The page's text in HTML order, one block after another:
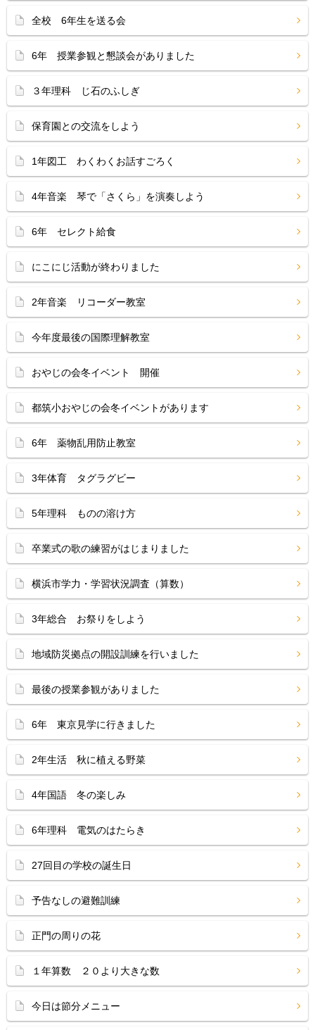
全校 6年生を送る会
6年 授業参観と懇談会がありました
３年理科 じ石のふしぎ
保育園との交流をしよう
1年図工 わくわくお話すごろく
4年音楽 琴で「さくら」を演奏しよう
6年 セレクト給食
にこにじ活動が終わりました
2年音楽 リコーダー教室
今年度最後の国際理解教室
おやじの会冬イベント 開催
都筑小おやじの会冬イベントがあります
6年 薬物乱用防止教室
3年体育 タグラグビー
5年理科 ものの溶け方
卒業式の歌の練習がはじまりました
横浜市学力・学習状況調査（算数）
3年総合 お祭りをしよう
地域防災拠点の開設訓練を行いました
最後の授業参観がありました
6年 東京見学に行きました
2年生活 秋に植える野菜
4年国語 冬の楽しみ
6年理科 電気のはたらき
27回目の学校の誕生日
予告なしの避難訓練
正門の周りの花
１年算数 ２０より大きな数
今日は節分メニュー